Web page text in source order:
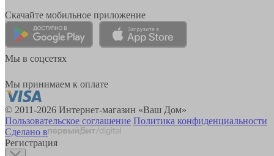
Скачайте мобильное приложение
Мы в соцсетях
Мы принимаем к оплате
© 2011-2026 Интернет-магазин «Ваш Дом»
Пользовательское соглашение Политика конфиденциальности
Сделано в
Регистрация